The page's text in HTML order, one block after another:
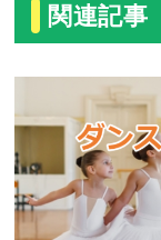
関連記事